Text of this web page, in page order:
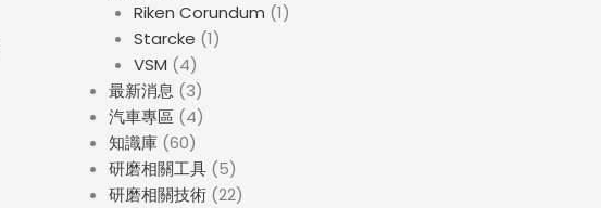
Riken Corundum (1)
Starcke (1)
VSM (4)
最新消息 (3)
汽車專區 (4)
知識庫 (60)
研磨相關工具 (5)
研磨相關技術 (22)